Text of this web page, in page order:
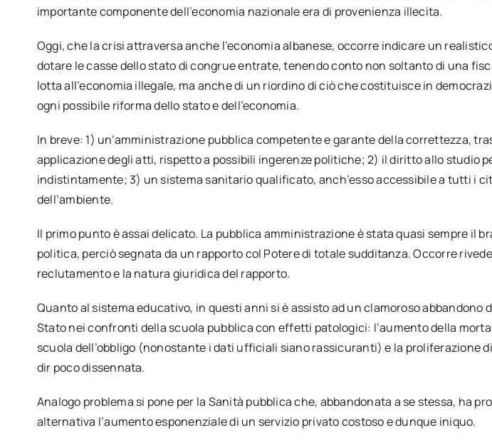
importante componente dell’economia nazionale era di provenienza illecita.
Oggi, che la crisi attraversa anche l’economia albanese, occorre indicare un
dotare le casse dello stato di congrue entrate, tenendo conto non soltanto di una
lotta all’economia illegale, ma anche di un riordino di ciò che costituisce in
ogni possibile riforma dello stato e dell’economia.
In breve: 1) un’amministrazione pubblica competente e garante della correttezza,
applicazione degli atti, rispetto a possibili ingerenze politiche; 2) il diritto allo studio
indistintamente; 3) un sistema sanitario qualificato, anch’esso accessibile a tutti i
dell’ambiente.
Il primo punto è assai delicato. La pubblica amministrazione è stata quasi sempre il
politica, perciò segnata da un rapporto col Potere di totale sudditanza. Occorre
reclutamento e la natura giuridica del rapporto.
Quanto al sistema educativo, in questi anni si è assisto ad un clamoroso abbandono
Stato nei confronti della scuola pubblica con effetti patologici: l’aumento della
scuola dell’obbligo (nonostante i dati ufficiali siano rassicuranti) e la proliferazione
dir poco dissennata.
Analogo problema si pone per la Sanità pubblica che, abbandonata a se stessa, ha
alternativa l’aumento esponenziale di un servizio privato costoso e dunque iniquo.